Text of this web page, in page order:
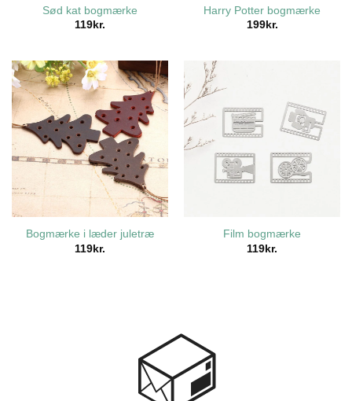
Sød kat bogmærke
119 kr.
Harry Potter bogmærke
199kr.
Bogmærke i læder juletræ
119kr.
Film bogmærke
119kr.